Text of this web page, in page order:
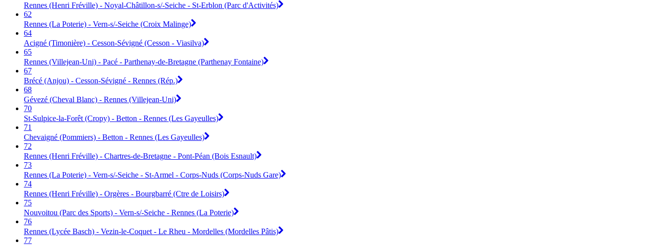
Rennes (Henri Fréville) - Noyal-Châtillon-s/-Seiche - St-Erblon (Parc d'Activités)
62
Rennes (La Poterie) - Vern-s/-Seiche (Croix Malinge)
64
Acigné (Timonière) - Cesson-Sévigné (Cesson - Viasilva)
65
Rennes (Villejean-Uni) - Pacé - Parthenay-de-Bretagne (Parthenay Fontaine)
67
Brécé (Anjou) - Cesson-Sévigné - Rennes (Rép.)
68
Gévezé (Cheval Blanc) - Rennes (Villejean-Uni)
70
St-Sulpice-la-Forêt (Cropy) - Betton - Rennes (Les Gayeulles)
71
Chevaigné (Pommiers) - Betton - Rennes (Les Gayeulles)
72
Rennes (Henri Fréville) - Chartres-de-Bretagne - Pont-Péan (Bois Esnault)
73
Rennes (La Poterie) - Vern-s/-Seiche - St-Armel - Corps-Nuds (Corps-Nuds Gare)
74
Rennes (Henri Fréville) - Orgères - Bourgbarré (Ctre de Loisirs)
75
Nouvoitou (Parc des Sports) - Vern-s/-Seiche - Rennes (La Poterie)
76
Rennes (Lycée Basch) - Vezin-le-Coquet - Le Rheu - Mordelles (Mordelles Pâtis)
77